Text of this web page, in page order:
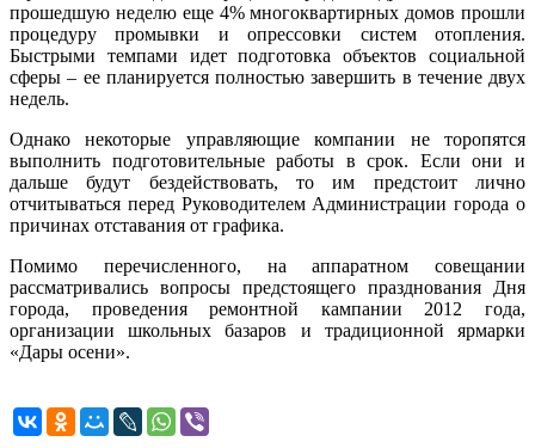
прошедшую неделю еще 4% многоквартирных домов прошли
процедуру промывки и опрессовки систем отопления.
Быстрыми темпами идет подготовка объектов социальной
сферы – ее планируется полностью завершить в течение двух
недель.
Однако некоторые управляющие компании не торопятся
выполнить подготовительные работы в срок. Если они и
дальше будут бездействовать, то им предстоит лично
отчитываться перед Руководителем Администрации города о
причинах отставания от графика.
Помимо перечисленного, на аппаратном совещании
рассматривались вопросы предстоящего празднования Дня
города, проведения ремонтной кампании 2012 года,
организации школьных базаров и традиционной ярмарки
«Дары осени».